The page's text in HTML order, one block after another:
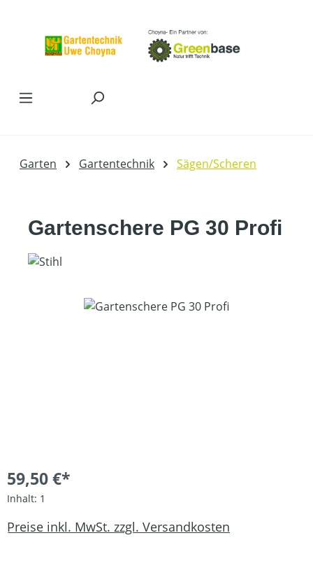
Garten Gartentechnik Sägen/Scheren
Gartenschere PG 30 Profi
Bildergalerie überspringen
59,50 €*
Inhalt: 1
Preise inkl. MwSt. zzgl. Versandkosten